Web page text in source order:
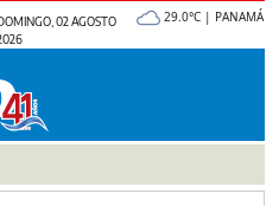
02 AGOSTO
29.0°C | PANAMÁ